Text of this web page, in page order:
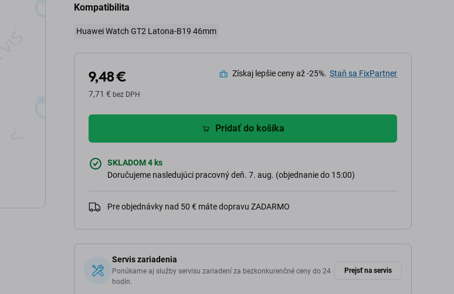
Kompatibilita
Huawei Watch GT2 Latona-B19 46mm
9,48 €
7,71 € bez DPH
Získaj lepšie ceny až -25%. Staň sa FixPartner
Pridať do košíka
SKLADOM 4 ks
Doručujeme nasledujúci pracovný deň. 7. aug. (objednanie do 15:00)
Pre objednávky nad 50 € máte dopravu ZADARMO
Servis zariadenia
Ponúkame aj služby servisu zariadení za bezkonkurenčné ceny do 24
hodín.
Prejsť na servis